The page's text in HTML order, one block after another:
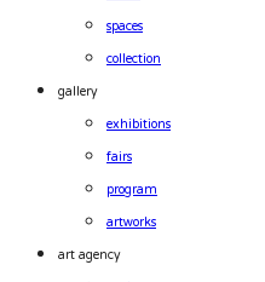
spaces
collection
gallery
exhibitions
fairs
program
artworks
art agency